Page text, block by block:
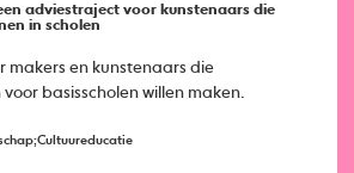
adviestraject voor kunstenaars die
in scholen
makers en kunstenaars die
basisscholen willen maken.